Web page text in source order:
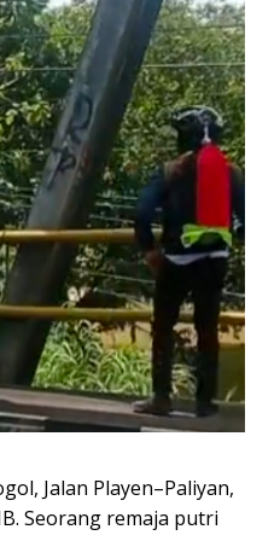
Jalan Playen–Paliyan,
Seorang remaja putri